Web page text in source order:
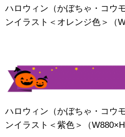
ハロウィン（かぼちゃ・コウ
ンイラスト＜オレンジ色＞（
ハロウィン（かぼちゃ・コウ
ンイラスト＜紫色＞（